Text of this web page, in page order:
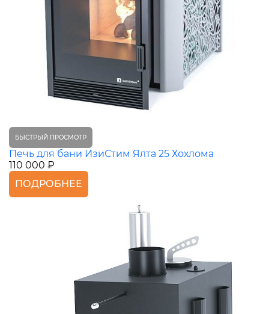
БЫСТРЫЙ ПРОСМОТР
Печь для бани ИзиСтим Ялта 25 Хохлома
110 000 ₽
ПОДРОБНЕЕ